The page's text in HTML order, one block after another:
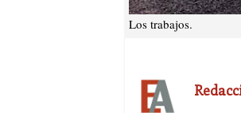
Los trabajos.